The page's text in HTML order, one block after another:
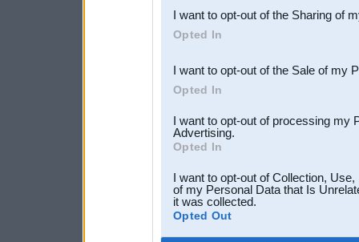
Downstream Participants
third parties.
I want to opt-out of the Sharing of
Opted In
I want to opt-out of the Sale of my
Opted In
I want to opt-out of processing my
Advertising.
Opted In
I want to opt-out of Collection,
of my Personal Data that Is
it was collected.
Opted Out